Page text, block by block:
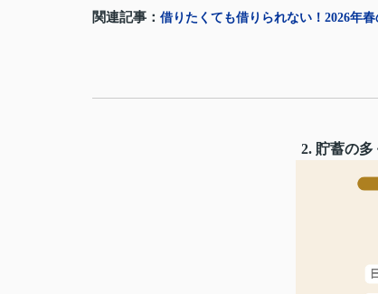
関連記事： 借りたくても借りられない！2026年
2. 貯蓄の